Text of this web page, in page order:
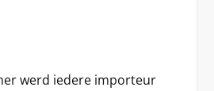
werd iedere importeur